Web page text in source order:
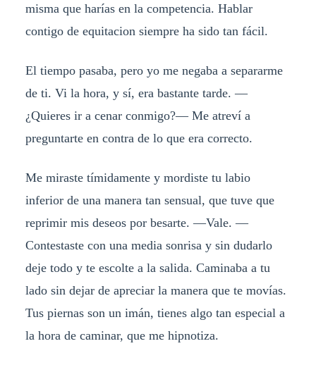
misma que harías en la competencia. Hablar
contigo de equitacion siempre ha sido tan fácil.
El tiempo pasaba, pero yo me negaba a separarme
de ti. Vi la hora, y sí, era bastante tarde. —
¿Quieres ir a cenar conmigo?— Me atreví a
preguntarte en contra de lo que era correcto.
Me miraste tímidamente y mordiste tu labio
inferior de una manera tan sensual, que tuve que
reprimir mis deseos por besarte. —Vale. —
Contestaste con una media sonrisa y sin dudarlo
deje todo y te escolte a la salida. Caminaba a tu
lado sin dejar de apreciar la manera que te movías.
Tus piernas son un imán, tienes algo tan especial a
la hora de caminar, que me hipnotiza.